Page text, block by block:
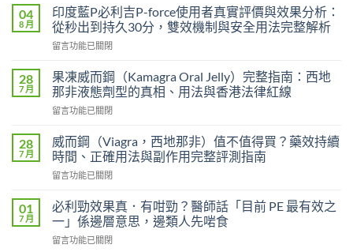
度
艾
力
達
效
片
（Levifil
Super
效
果
持
多
久？〉
中
04
8 月
印度藍P必利吉P-force使用者真實評價與效果分析：
從秒出到持久30分，雙效機制與安全用法完整解析
在
度
藍
P
必
吉
P-
force
使
者
真
評
留言功能已關閉
28
7 月
果凍威而鋼（Kamagra Oral Jelly）完整指南：西地
那非液態劑型的真相、用法與香港法律紅線
在
凍
威
而
鋼
Oral
Jelly）
整
留言功能已關閉
28
7 月
威而鋼（Viagra，西地那非）值不值得買？藥效持續
時間、正確用法與副作用完整評測指南
在
而
鋼
（Viagra，
西
留言功能已關閉
01
7 月
必利勁效果真．有咁勁？醫師話「目前 PE 最有效之
一」係邊層意思，邊類人先啱食
在
留言功能已關閉